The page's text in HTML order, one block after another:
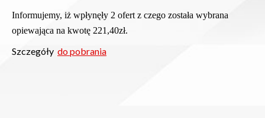
Informujemy, iż wpłynęły 2 ofert z czego została wybrana
opiewająca na kwotę 221,40zł.
Szczegóły do pobrania